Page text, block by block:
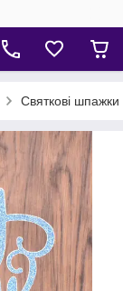
Святкові шпажки